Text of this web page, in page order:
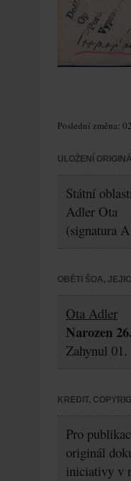
Poslední změna:
ULOŽENÍ
Státní
Adler Ota
(signatura
OBĚTI ŠOA,
Ota Adler
Narozen
Zahynul
KREDIT,
Pro
originál
iniciativy v